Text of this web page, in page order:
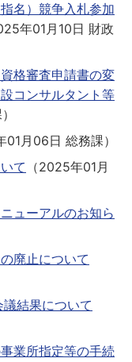
名）競争入札参加
年01月10日 財政
格審査申請書の変
コンサルタント等
）
01月06日 総務課）
て （2025年01月
ューアルのお知ら
廃止について
結果について
業所指定等の手続